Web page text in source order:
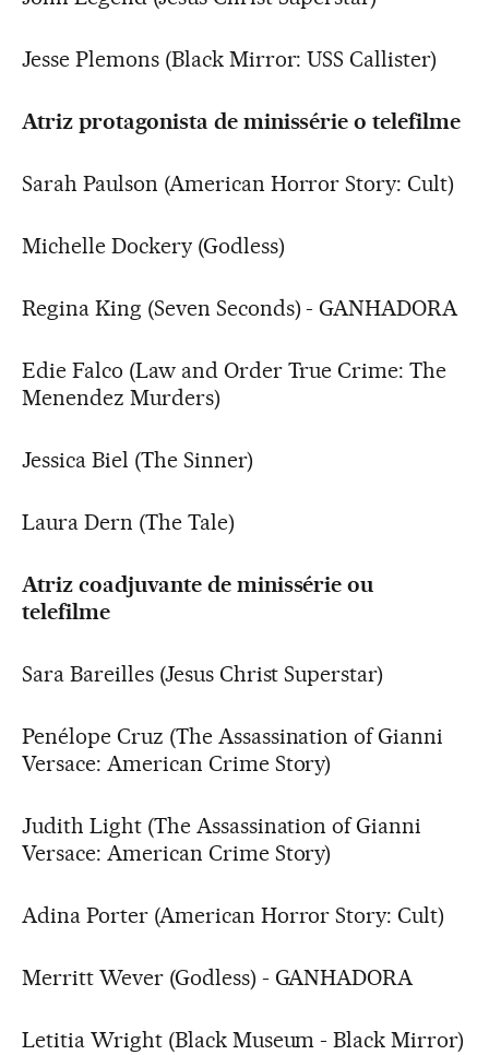
Jesse Plemons (Black Mirror: USS Callister)
Atriz protagonista de minissérie o telefilme
Sarah Paulson (American Horror Story: Cult)
Michelle Dockery (Godless)
Regina King (Seven Seconds) - GANHADORA
Edie Falco (Law and Order True Crime: The
Menendez Murders)
Jessica Biel (The Sinner)
Laura Dern (The Tale)
Atriz coadjuvante de minissérie ou
telefilme
Sara Bareilles (Jesus Christ Superstar)
Penélope Cruz (The Assassination of Gianni
Versace: American Crime Story)
Judith Light (The Assassination of Gianni
Versace: American Crime Story)
Adina Porter (American Horror Story: Cult)
Merritt Wever (Godless) - GANHADORA
Letitia Wright (Black Museum - Black Mirror)